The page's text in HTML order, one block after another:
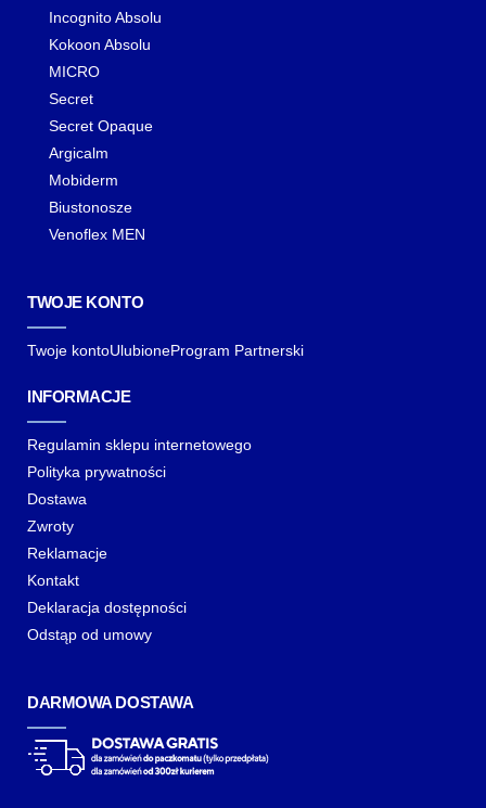
Incognito Absolu
Kokoon Absolu
MICRO
Secret
Secret Opaque
Argicalm
Mobiderm
Biustonosze
Venoflex MEN
TWOJE KONTO
Twoje kontoUlubioneProgram Partnerski
INFORMACJE
Regulamin sklepu internetowego
Polityka prywatności
Dostawa
Zwroty
Reklamacje
Kontakt
Deklaracja dostępności
Odstąp od umowy
DARMOWA DOSTAWA